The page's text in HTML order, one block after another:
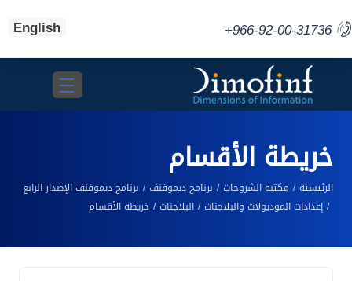
+966-92-00-31736
English
Toggle navigation
خريطة الأقسام
الرئيسية مكتبة الشروحات برنامج ديموفنف
برنامج ديموفنف الإصدار الرابع
إعدادات الموديولات والبلاجنات البلاجنات خريطة الأقسام